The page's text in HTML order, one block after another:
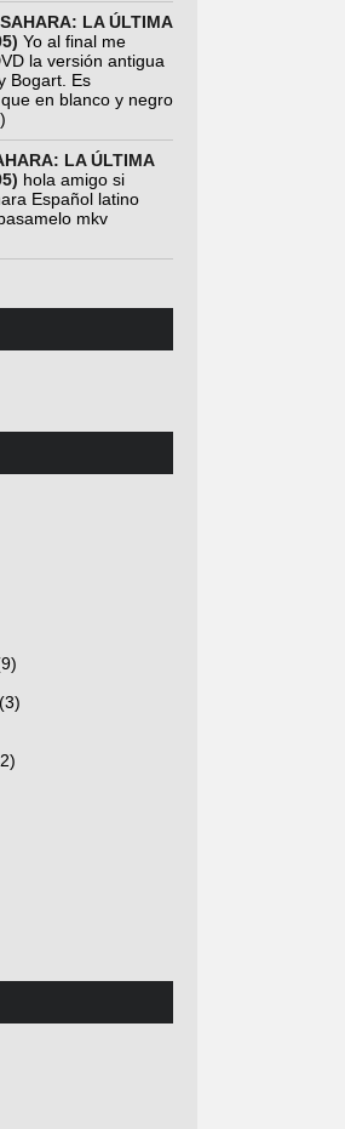
SAHARA: LA ÚLTIMA
Yo al final me
la versión antigua
Bogart. Es
en blanco y negro
LA ÚLTIMA
hola amigo si
Español latino
mkv
(3)